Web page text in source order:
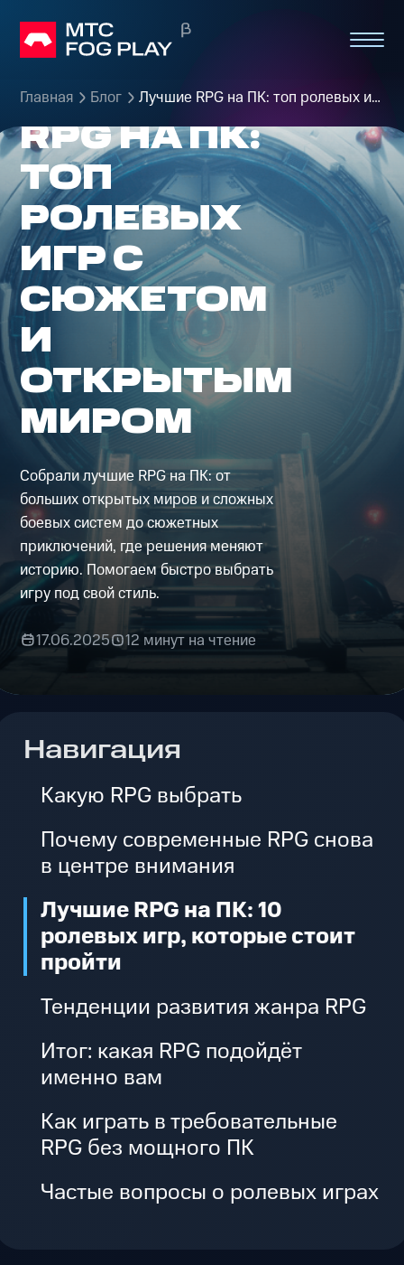
Главная Блог Лучшие RPG на ПК: топ ролевых игр 2025–2026
ЛУЧШИЕ
RPG НА ПК:
ТОП
РОЛЕВЫХ
ИГР С
СЮЖЕТОМ
И
ОТКРЫТЫМ
МИРОМ
Собрали лучшие RPG на ПК: от
больших открытых миров и сложных
боевых систем до сюжетных
приключений, где решения меняют
историю. Помогаем быстро выбрать
игру под свой стиль.
17.06.2025 12 минут на чтение
Навигация
Какую RPG выбрать
Почему современные RPG снова
в центре внимания
Лучшие RPG на ПК: 10
ролевых игр, которые стоит
пройти
Тенденции развития жанра RPG
Итог: какая RPG подойдёт
именно вам
Как играть в требовательные
RPG без мощного ПК
Частые вопросы о ролевых играх